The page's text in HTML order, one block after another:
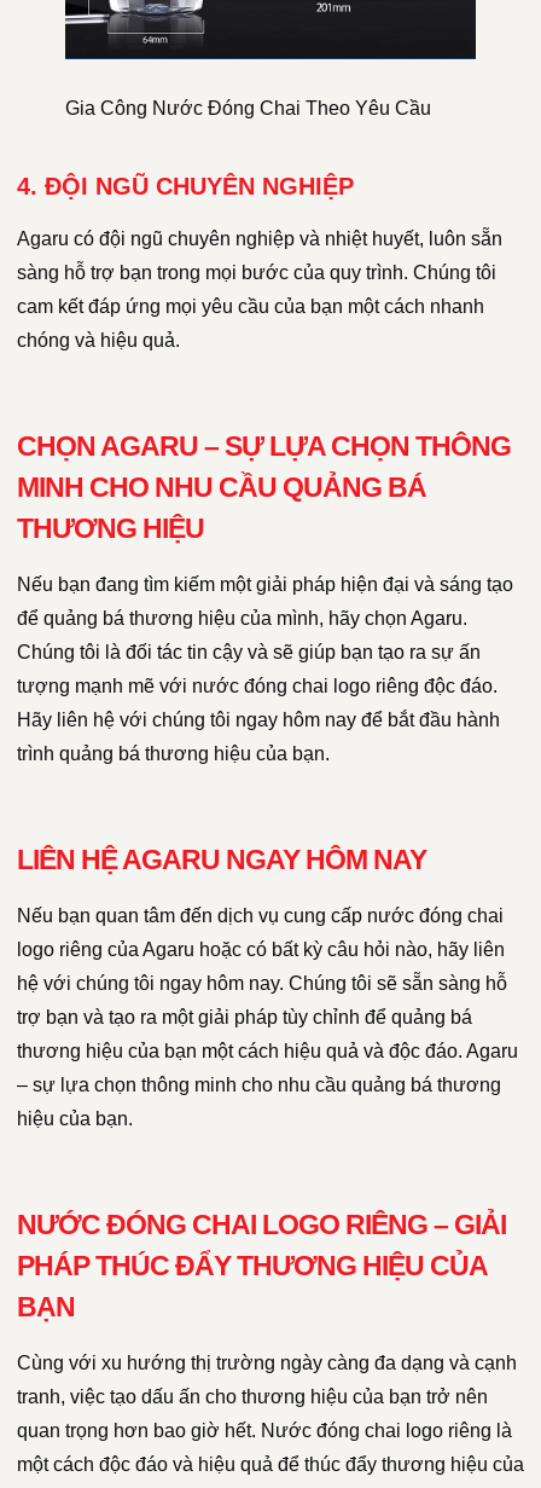
Gia Công Nước Đóng Chai Theo Yêu Cầu
4. ĐỘI NGŨ CHUYÊN NGHIỆP
Agaru có đội ngũ chuyên nghiệp và nhiệt huyết, luôn sẵn
sàng hỗ trợ bạn trong mọi bước của quy trình. Chúng tôi
cam kết đáp ứng mọi yêu cầu của bạn một cách nhanh
chóng và hiệu quả.
CHỌN AGARU – SỰ LỰA CHỌN THÔNG
MINH CHO NHU CẦU QUẢNG BÁ
THƯƠNG HIỆU
Nếu bạn đang tìm kiếm một giải pháp hiện đại và sáng tạo
để quảng bá thương hiệu của mình, hãy chọn Agaru.
Chúng tôi là đối tác tin cậy và sẽ giúp bạn tạo ra sự ấn
tượng mạnh mẽ với nước đóng chai logo riêng độc đáo.
Hãy liên hệ với chúng tôi ngay hôm nay để bắt đầu hành
trình quảng bá thương hiệu của bạn.
LIÊN HỆ AGARU NGAY HÔM NAY
Nếu bạn quan tâm đến dịch vụ cung cấp nước đóng chai
logo riêng của Agaru hoặc có bất kỳ câu hỏi nào, hãy liên
hệ với chúng tôi ngay hôm nay. Chúng tôi sẽ sẵn sàng hỗ
trợ bạn và tạo ra một giải pháp tùy chỉnh để quảng bá
thương hiệu của bạn một cách hiệu quả và độc đáo. Agaru
– sự lựa chọn thông minh cho nhu cầu quảng bá thương
hiệu của bạn.
NƯỚC ĐÓNG CHAI LOGO RIÊNG – GIẢI
PHÁP THÚC ĐẨY THƯƠNG HIỆU CỦA
BẠN
Cùng với xu hướng thị trường ngày càng đa dạng và cạnh
tranh, việc tạo dấu ấn cho thương hiệu của bạn trở nên
quan trọng hơn bao giờ hết. Nước đóng chai logo riêng là
một cách độc đáo và hiệu quả để thúc đẩy thương hiệu của